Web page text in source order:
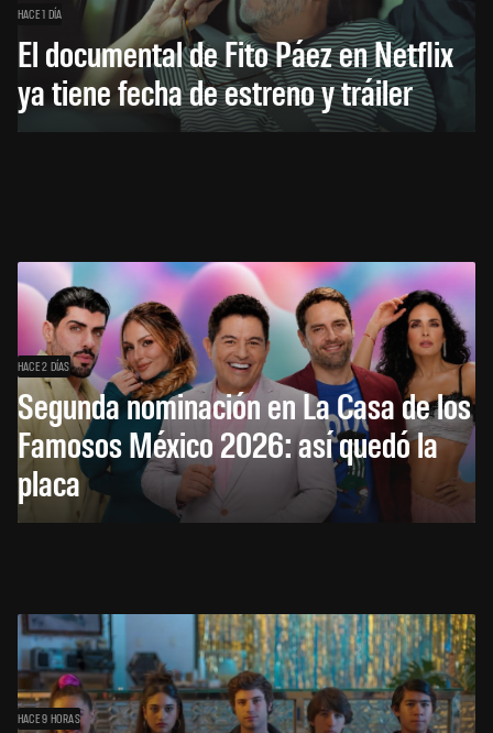
HACE 1 DÍA
El documental de Fito Páez en Netflix
ya tiene fecha de estreno y tráiler
HACE 2 DÍAS
Segunda nominación en La Casa de los
Famosos México 2026: así quedó la
placa
HACE 9 HORAS